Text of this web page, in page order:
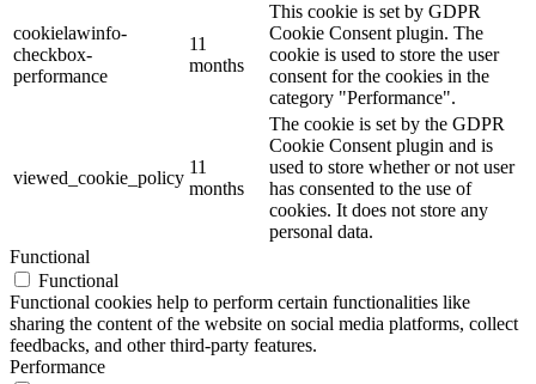
cookielawinfo-
checkbox-
performance
11
months
This cookie is set by GDPR
Cookie Consent plugin. The
cookie is used to store the user
consent for the cookies in the
category "Performance".
viewed_cookie_policy
11
months
The cookie is set by the GDPR
Cookie Consent plugin and is
used to store whether or not user
has consented to the use of
cookies. It does not store any
personal data.
Functional
Functional
Functional cookies help to perform certain functionalities like
sharing the content of the website on social media platforms, collect
feedbacks, and other third-party features.
Performance